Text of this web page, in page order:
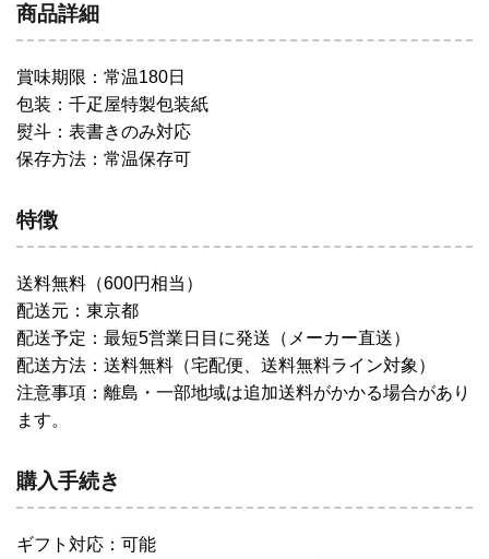
商品詳細
賞味期限：常温180日
包装：千疋屋特製包装紙
熨斗：表書きのみ対応
保存方法：常温保存可
特徴
送料無料（600円相当）
配送元：東京都
配送予定：最短5営業日目に発送（メーカー直送）
配送方法：送料無料（宅配便、送料無料ライン対象）
注意事項：離島・一部地域は追加送料がかかる場合があり
ます。
購入手続き
ギフト対応：可能